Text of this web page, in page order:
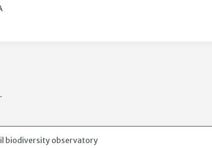
biodiversity observatory